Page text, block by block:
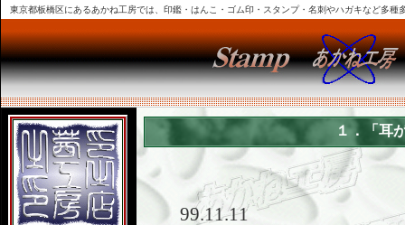
東京都板橋区にあるあかね工房では、印鑑・はんこ・ゴム印・スタンプ・名刺やハガキなど多種
１．「耳
99.11.11